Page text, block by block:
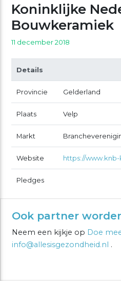
Koninklijke
Bouwkeramiek
11 december 2018
Details
Provincie Gelderland
Plaats Velp
Markt
Website https://
Pledges
Ook partner
Neem een kijkje op Doe
info@allesisgezondheid.nl .